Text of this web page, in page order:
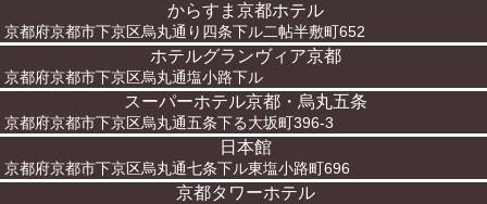
からすま京都ホテル
京都府京都市下京区烏丸通り四条下ル二帖半敷町652
ホテルグランヴィア京都
京都府京都市下京区烏丸通塩小路下ル
スーパーホテル京都・烏丸五条
京都府京都市下京区烏丸通五条下る大坂町396-3
日本館
京都府京都市下京区烏丸通七条下ル東塩小路町696
京都タワーホテル